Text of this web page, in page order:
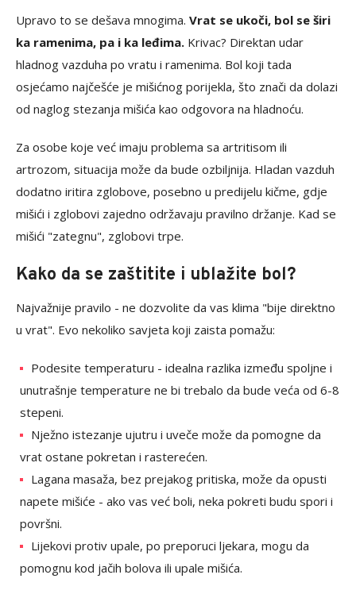
Upravo to se dešava mnogima. Vrat se ukoči, bol se širi
ka ramenima, pa i ka leđima. Krivac? Direktan udar
hladnog vazduha po vratu i ramenima. Bol koji tada
osjećamo najčešće je mišićnog porijekla, što znači da dolazi
od naglog stezanja mišića kao odgovora na hladnoću.
Za osobe koje već imaju problema sa artritisom ili
artrozom, situacija može da bude ozbiljnija. Hladan vazduh
dodatno iritira zglobove, posebno u predijelu kičme, gdje
mišići i zglobovi zajedno održavaju pravilno držanje. Kad se
mišići "zategnu", zglobovi trpe.
Kako da se zaštitite i ublažite bol?
Najvažnije pravilo - ne dozvolite da vas klima "bije direktno
u vrat". Evo nekoliko savjeta koji zaista pomažu:
Podesite temperaturu - idealna razlika između spoljne i
unutrašnje temperature ne bi trebalo da bude veća od 6-8
stepeni.
Nježno istezanje ujutru i uveče može da pomogne da
vrat ostane pokretan i rasterećen.
Lagana masaža, bez prejakog pritiska, može da opusti
napete mišiće - ako vas već boli, neka pokreti budu spori i
površni.
Lijekovi protiv upale, po preporuci ljekara, mogu da
pomognu kod jačih bolova ili upale mišića.